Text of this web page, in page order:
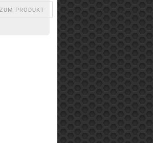
PRODUKT